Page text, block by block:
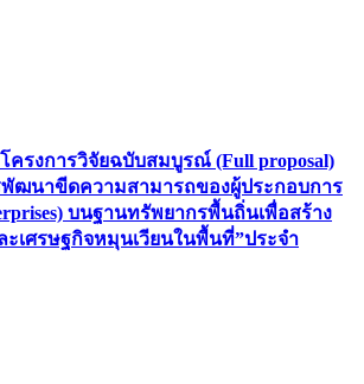
ครงการวิจัยฉบับสมบูรณ์ (Full proposal)
พัฒนาขีดความสามารถของผู้ประกอบการ
บนฐานทรัพยากรพื้นถิ่นเพื่อสร้าง
ะเศรษฐกิจหมุนเวียนในพื้นที่”ประจำ